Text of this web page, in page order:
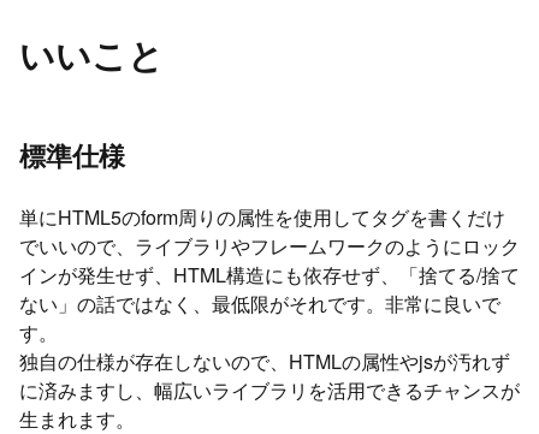
いいこと
標準仕様
単にHTML5のform周りの属性を使用してタグを書くだけ
でいいので、ライブラリやフレームワークのようにロック
インが発生せず、HTML構造にも依存せず、「捨てる/捨て
ない」の話ではなく、最低限がそれです。非常に良いで
す。
独自の仕様が存在しないので、HTMLの属性やjsが汚れず
に済みますし、幅広いライブラリを活用できるチャンスが
生まれます。